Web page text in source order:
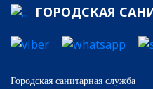
ГОРОДСКАЯ
Городская санитарная служба